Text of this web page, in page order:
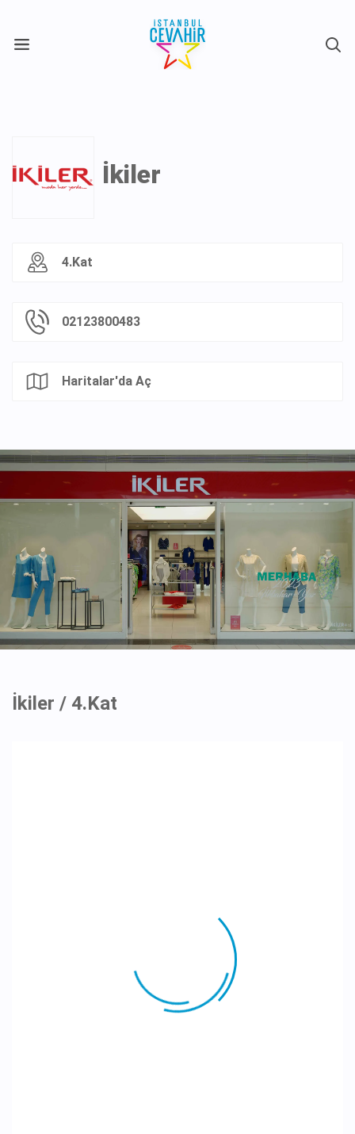
İkiler
4.Kat
02123800483
Haritalar'da Aç
İkiler / 4.Kat